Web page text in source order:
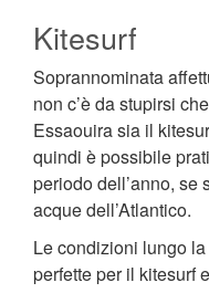
Kitesurf
Soprannominata
non c’è da stupirsi
Essaouira sia il
quindi è possibile
periodo dell’anno, se
acque dell’Atlantico.
Le condizioni lungo
perfette per il kitesurf